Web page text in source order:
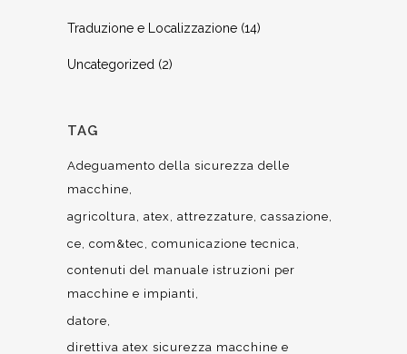
Traduzione e Localizzazione (14)
Uncategorized (2)
TAG
Adeguamento della sicurezza delle
macchine
agricoltura atex attrezzature cassazione
ce com&tec
comunicazione tecnica
contenuti del manuale istruzioni per
macchine e impianti
datore
direttiva atex sicurezza macchine e